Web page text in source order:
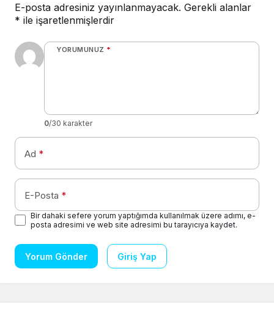
E-posta adresiniz yayınlanmayacak. Gerekli alanlar
* ile işaretlenmişlerdir
YORUMUNUZ *
0/30 karakter
Ad *
E-Posta *
Bir dahaki sefere yorum yaptığımda kullanılmak üzere adımı, e-
posta adresimi ve web site adresimi bu tarayıcıya kaydet.
Yorum Gönder Giriş Yap